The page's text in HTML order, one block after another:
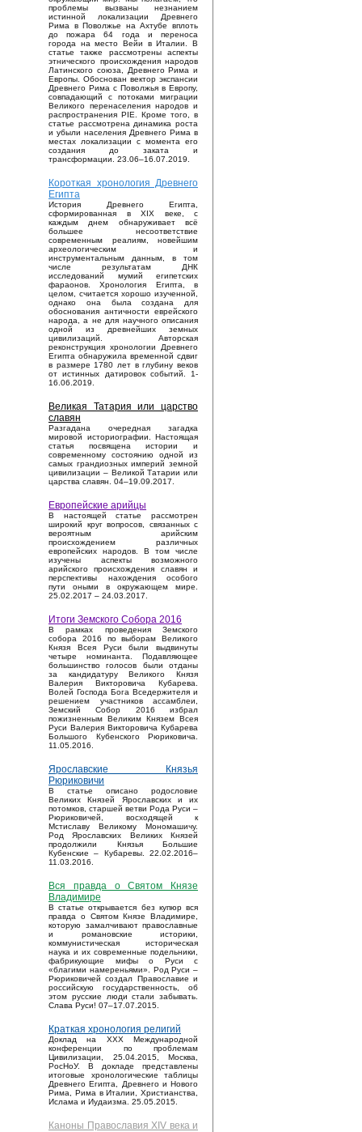
проблемы вызваны незнанием
истинной локализации Древнего
Рима в Поволжье на Ахтубе вплоть
до пожара 64 года и переноса
города на место Вейи в Италии. В
статье также рассмотрены аспекты
этнического происхождения народов
Латинского союза, Древнего Рима и
Европы. Обоснован вектор экспансии
Древнего Рима с Поволжья в Европу,
совпадающий с потоками миграции
Великого перенаселения народов и
распространения PIE. Кроме того, в
статье рассмотрена динамика роста
и убыли населения Древнего Рима в
местах локализации с момента его
создания до заката и
трансформации. 23.06–16.07.2019.
Короткая хронология Древнего
Египта
История Древнего Египта,
сформированная в XIX веке, с
каждым днем обнаруживает всё
большее несоответствие
современным реалиям, новейшим
археологическим и
инструментальным данным, в том
числе результатам ДНК
исследований мумий египетских
фараонов. Хронология Египта, в
целом, считается хорошо изученной,
однако она была создана для
обоснования античности еврейского
народа, а не для научного описания
одной из древнейших земных
цивилизаций. Авторская
реконструкция хронологии Древнего
Египта обнаружила временной сдвиг
в размере 1780 лет в глубину веков
от истинных датировок событий. 1-
16.06.2019.
Великая Татария или царство
славян
Разгадана очередная загадка
мировой историографии. Настоящая
статья посвящена истории и
современному состоянию одной из
самых грандиозных империй земной
цивилизации – Великой Татарии или
царства славян. 04–19.09.2017.
Европейские арийцы
В настоящей статье рассмотрен
широкий круг вопросов, связанных с
вероятным арийским
происхождением различных
европейских народов. В том числе
изучены аспекты возможного
арийского происхождения славян и
перспективы нахождения особого
пути оными в окружающем мире.
25.02.2017 – 24.03.2017.
Итоги Земского Собора 2016
В рамках проведения Земского
собора 2016 по выборам Великого
Князя Всея Руси были выдвинуты
четыре номинанта. Подавляющее
большинство голосов были отданы
за кандидатуру Великого Князя
Валерия Викторовича Кубарева.
Волей Господа Бога Вседержителя и
решением участников ассамблеи,
Земский Собор 2016 избрал
пожизненным Великим Князем Всея
Руси Валерия Викторовича Кубарева
Большого Кубенского Рюриковича.
11.05.2016.
Ярославские Князья
Рюриковичи
В статье описано родословие
Великих Князей Ярославских и их
потомков, старшей ветви Рода Руси –
Рюриковичей, восходящей к
Мстиславу Великому Мономашичу.
Род Ярославских Великих Князей
продолжили Князья Большие
Кубенские – Кубаревы. 22.02.2016–
11.03.2016.
Вся правда о Святом Князе
Владимире
В статье открывается без купюр вся
правда о Святом Князе Владимире,
которую замалчивают православные
и романовские историки,
коммунистическая историческая
наука и их современные подельники,
фабрикующие мифы о Руси с
«благими намереньями». Род Руси –
Рюриковичей создал Православие и
российскую государственность, об
этом русские люди стали забывать.
Слава Руси! 07–17.07.2015.
Краткая хронология религий
Доклад на XXX Международной
конференции по проблемам
Цивилизации, 25.04.2015, Москва,
РосНоУ. В докладе представлены
итоговые хронологические таблицы
Древнего Египта, Древнего и Нового
Рима, Рима в Италии, Христианства,
Ислама и Иудаизма. 25.05.2015.
Каноны Православия XIV века и